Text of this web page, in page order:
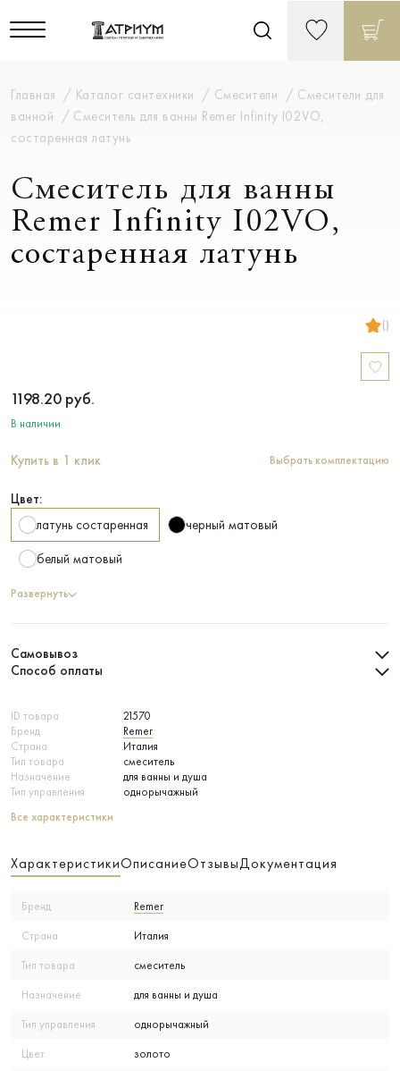
Главная Каталог сантехники Смесители
Смесители для
ванной
Смеситель для ванны Remer Infinity I02VO,
состаренная латунь
Смеситель для ванны
Remer Infinity I02VO,
состаренная латунь
()
ID товара
21570
Бренд
Remer
Страна
Италия
Тип товара
смеситель
Назначение
для ванны и душа
Тип управления
однорычажный
Все характеристики
1198.20 руб.
В наличии
Купить в 1 клик Выбрать комплектацию
Цвет:
латунь состаренная
черный матовый
белый матовый
Развернуть
Самовывоз
Способ оплаты
ХарактеристикиОписаниеОтзывыДокументация
Бренд Remer
Страна Италия
Тип товара смеситель
Назначение для ванны и душа
Тип управления однорычажный
Цвет золото